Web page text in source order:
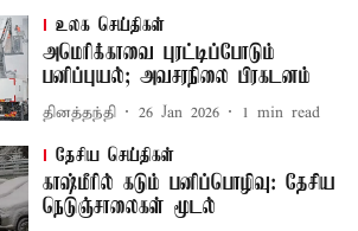
உலக செய்திகள்
அமெரிக்காவை புரட்டிப்போடும்
பனிப்புயல்; அவசரநிலை பிரகடனம்
தினத்தந்தி 26 Jan 2026 1 min read
தேசிய செய்திகள்
காஷ்மீரில் கடும் பனிப்பொழிவு: தேசிய
நெடுஞ்சாலைகள் மூடல்